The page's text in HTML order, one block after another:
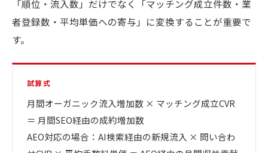
「順位・流入数」だけでなく「マッチング成立件数・業
者登録数・平均単価への寄与」に変換することが重要で
す。
試算式
月間オーガニック流入増加数 × マッチング成立CVR
＝ 月間SEO経由の成約増加数
AEO対応の場合：AI検索経由の新規流入 × 問い合わ